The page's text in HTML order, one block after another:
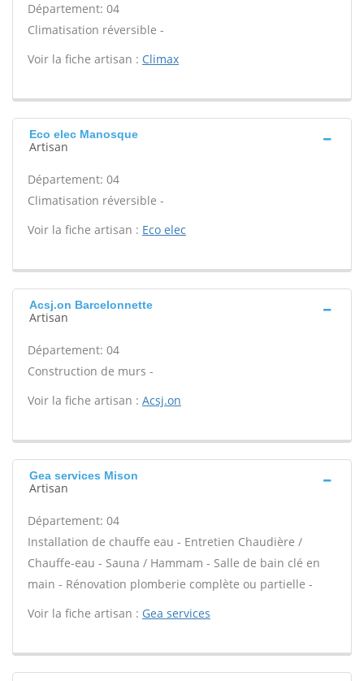
Département: 04
Climatisation réversible -
Voir la fiche artisan : Climax
Eco elec Manosque
Artisan
Département: 04
Climatisation réversible -
Voir la fiche artisan : Eco elec
Acsj.on Barcelonnette
Artisan
Département: 04
Construction de murs -
Voir la fiche artisan : Acsj.on
Gea services Mison
Artisan
Département: 04
Installation de chauffe eau - Entretien Chaudière /
Chauffe-eau - Sauna / Hammam - Salle de bain clé en
main - Rénovation plomberie complète ou partielle -
Voir la fiche artisan : Gea services